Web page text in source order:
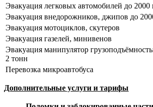
Эвакуация легковых автомобилей до 2000
Эвакуация внедорожников, джипов до
Эвакуация мотоциклов, скутеров
Эвакуация газелей, минивенов
Эвакуация манипулятор
2 тонн
Перевозка микроавтобуса
Дополнительные услуги и тарифы